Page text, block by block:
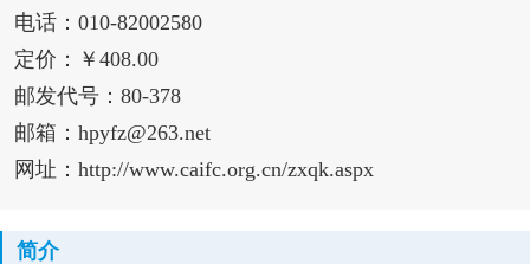
电话：010-82002580
定价：￥408.00
邮发代号：80-378
邮箱：hpyfz@263.net
网址：http://www.caifc.org.cn/zxqk.aspx
简介